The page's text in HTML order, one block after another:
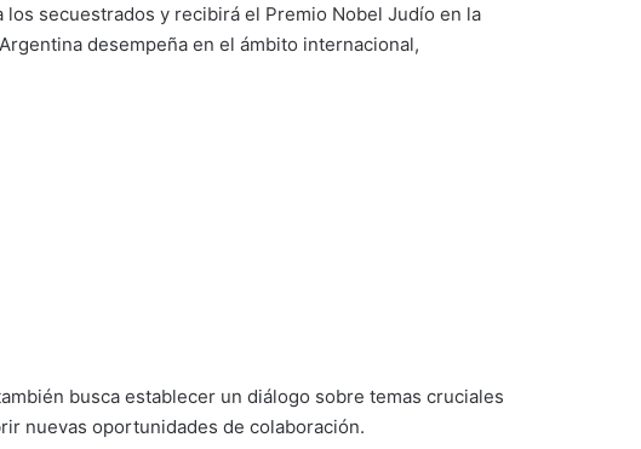
secuestrados y recibirá el Premio Nobel Judío en la
desempeña en el ámbito internacional,
busca establecer un diálogo sobre temas cruciales
nuevas oportunidades de colaboración.